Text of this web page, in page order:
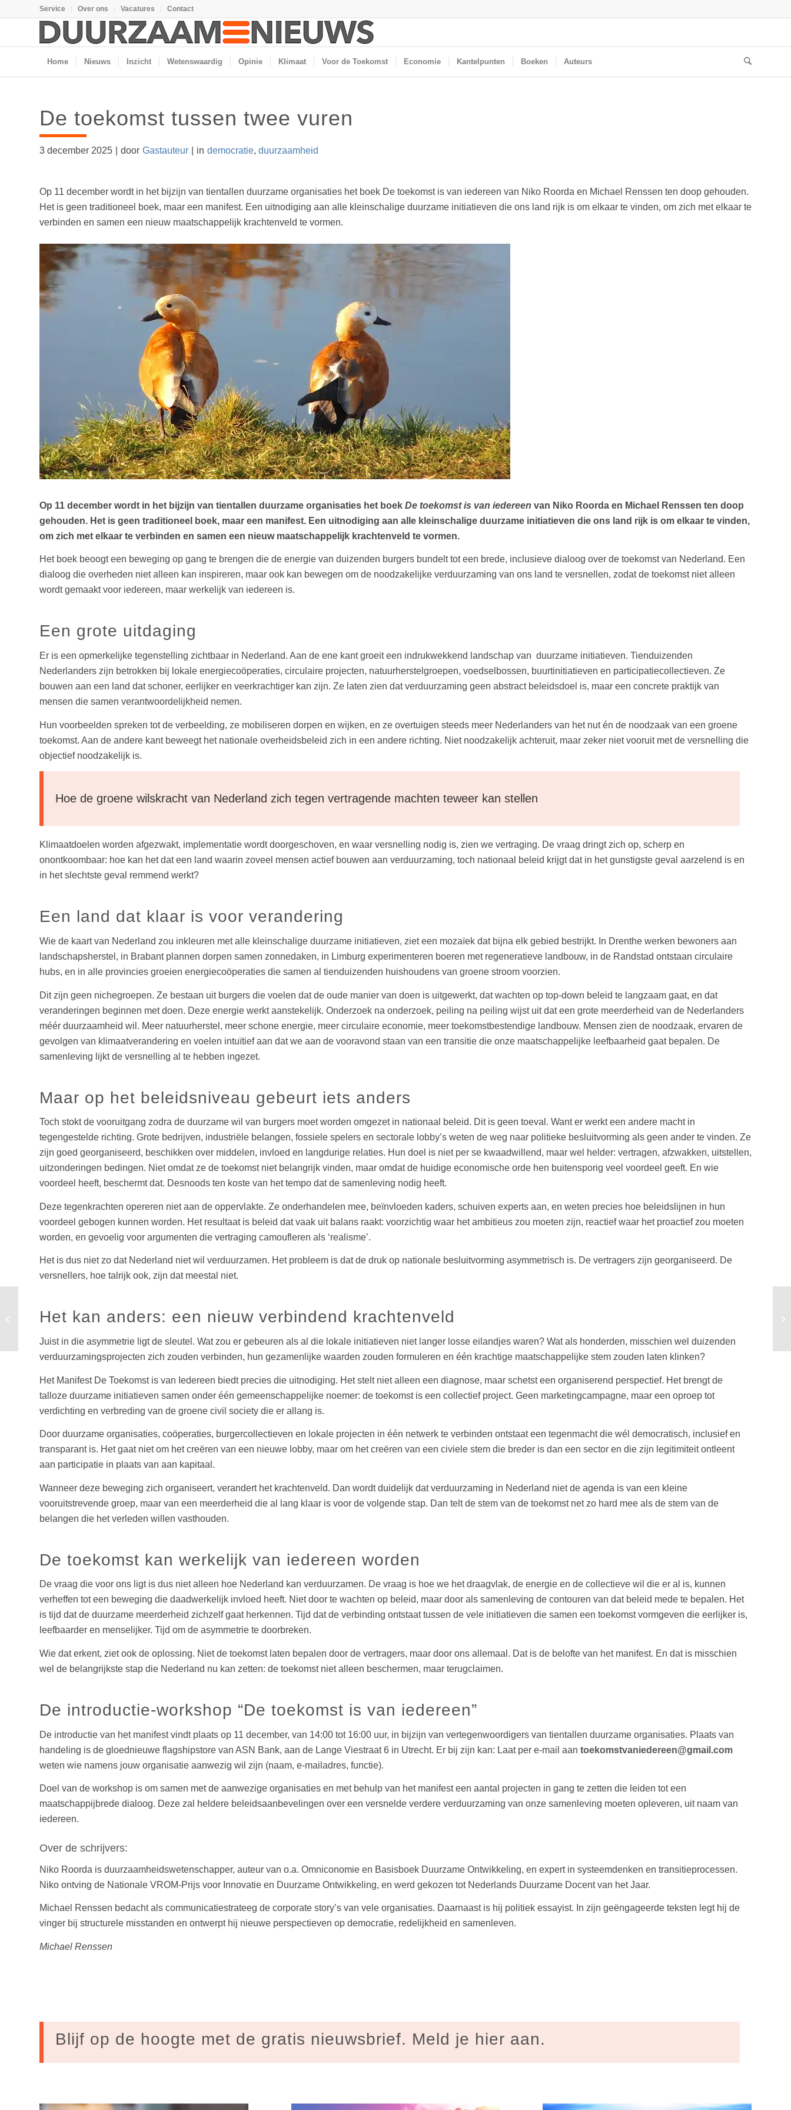
Service Over ons Vacatures Contact
Home Nieuws Inzicht Wetenswaardig Opinie Klimaat Voor de Toekomst Economie Kantelpunten Boeken Auteurs
De toekomst tussen twee vuren
3 december 2025 door Gastauteur in democratie, duurzaamheid
Op 11 december wordt in het bijzijn van tientallen duurzame organisaties het boek De toekomst is van iedereen van Niko Roorda en Michael Renssen ten doop gehouden.
Het is geen traditioneel boek, maar een manifest. Een uitnodiging aan alle kleinschalige duurzame initiatieven die ons land rijk is om elkaar te vinden, om zich met elkaar te
verbinden en samen een nieuw maatschappelijk krachtenveld te vormen.
Op 11 december wordt in het bijzijn van tientallen duurzame organisaties het boek De toekomst is van iedereen van Niko Roorda en Michael Renssen ten doop
gehouden. Het is geen traditioneel boek, maar een manifest. Een uitnodiging aan alle kleinschalige duurzame initiatieven die ons land rijk is om elkaar te vinden,
om zich met elkaar te verbinden en samen een nieuw maatschappelijk krachtenveld te vormen.
Het boek beoogt een beweging op gang te brengen die de energie van duizenden burgers bundelt tot een brede, inclusieve dialoog over de toekomst van Nederland. Een
dialoog die overheden niet alleen kan inspireren, maar ook kan bewegen om de noodzakelijke verduurzaming van ons land te versnellen, zodat de toekomst niet alleen
wordt gemaakt voor iedereen, maar werkelijk van iedereen is.
Een grote uitdaging
Er is een opmerkelijke tegenstelling zichtbaar in Nederland. Aan de ene kant groeit een indrukwekkend landschap van duurzame initiatieven. Tienduizenden
Nederlanders zijn betrokken bij lokale energiecoöperaties, circulaire projecten, natuurherstelgroepen, voedselbossen, buurtinitiatieven en participatiecollectieven. Ze
bouwen aan een land dat schoner, eerlijker en veerkrachtiger kan zijn. Ze laten zien dat verduurzaming geen abstract beleidsdoel is, maar een concrete praktijk van
mensen die samen verantwoordelijkheid nemen.
Hun voorbeelden spreken tot de verbeelding, ze mobiliseren dorpen en wijken, en ze overtuigen steeds meer Nederlanders van het nut én de noodzaak van een groene
toekomst. Aan de andere kant beweegt het nationale overheidsbeleid zich in een andere richting. Niet noodzakelijk achteruit, maar zeker niet vooruit met de versnelling die
objectief noodzakelijk is.
Hoe de groene wilskracht van Nederland zich tegen vertragende machten teweer kan stellen
Klimaatdoelen worden afgezwakt, implementatie wordt doorgeschoven, en waar versnelling nodig is, zien we vertraging. De vraag dringt zich op, scherp en
onontkoombaar: hoe kan het dat een land waarin zoveel mensen actief bouwen aan verduurzaming, toch nationaal beleid krijgt dat in het gunstigste geval aarzelend is en
in het slechtste geval remmend werkt?
Een land dat klaar is voor verandering
Wie de kaart van Nederland zou inkleuren met alle kleinschalige duurzame initiatieven, ziet een mozaïek dat bijna elk gebied bestrijkt. In Drenthe werken bewoners aan
landschapsherstel, in Brabant plannen dorpen samen zonnedaken, in Limburg experimenteren boeren met regeneratieve landbouw, in de Randstad ontstaan circulaire
hubs, en in alle provincies groeien energiecoöperaties die samen al tienduizenden huishoudens van groene stroom voorzien.
Dit zijn geen nichegroepen. Ze bestaan uit burgers die voelen dat de oude manier van doen is uitgewerkt, dat wachten op top-down beleid te langzaam gaat, en dat
veranderingen beginnen met doen. Deze energie werkt aanstekelijk. Onderzoek na onderzoek, peiling na peiling wijst uit dat een grote meerderheid van de Nederlanders
méér duurzaamheid wil. Meer natuurherstel, meer schone energie, meer circulaire economie, meer toekomstbestendige landbouw. Mensen zien de noodzaak, ervaren de
gevolgen van klimaatverandering en voelen intuïtief aan dat we aan de vooravond staan van een transitie die onze maatschappelijke leefbaarheid gaat bepalen. De
samenleving lijkt de versnelling al te hebben ingezet.
Maar op het beleidsniveau gebeurt iets anders
Toch stokt de vooruitgang zodra de duurzame wil van burgers moet worden omgezet in nationaal beleid. Dit is geen toeval. Want er werkt een andere macht in
tegengestelde richting. Grote bedrijven, industriële belangen, fossiele spelers en sectorale lobby’s weten de weg naar politieke besluitvorming als geen ander te vinden. Ze
zijn goed georganiseerd, beschikken over middelen, invloed en langdurige relaties. Hun doel is niet per se kwaadwillend, maar wel helder: vertragen, afzwakken, uitstellen,
uitzonderingen bedingen. Niet omdat ze de toekomst niet belangrijk vinden, maar omdat de huidige economische orde hen buitensporig veel voordeel geeft. En wie
voordeel heeft, beschermt dat. Desnoods ten koste van het tempo dat de samenleving nodig heeft.
Deze tegenkrachten opereren niet aan de oppervlakte. Ze onderhandelen mee, beïnvloeden kaders, schuiven experts aan, en weten precies hoe beleidslijnen in hun
voordeel gebogen kunnen worden. Het resultaat is beleid dat vaak uit balans raakt: voorzichtig waar het ambitieus zou moeten zijn, reactief waar het proactief zou moeten
worden, en gevoelig voor argumenten die vertraging camoufleren als ‘realisme’.
Het is dus niet zo dat Nederland niet wil verduurzamen. Het probleem is dat de druk op nationale besluitvorming asymmetrisch is. De vertragers zijn georganiseerd. De
versnellers, hoe talrijk ook, zijn dat meestal niet.
Het kan anders: een nieuw verbindend krachtenveld
Juist in die asymmetrie ligt de sleutel. Wat zou er gebeuren als al die lokale initiatieven niet langer losse eilandjes waren? Wat als honderden, misschien wel duizenden
verduurzamingsprojecten zich zouden verbinden, hun gezamenlijke waarden zouden formuleren en één krachtige maatschappelijke stem zouden laten klinken?
Het Manifest De Toekomst is van Iedereen biedt precies die uitnodiging. Het stelt niet alleen een diagnose, maar schetst een organiserend perspectief. Het brengt de
talloze duurzame initiatieven samen onder één gemeenschappelijke noemer: de toekomst is een collectief project. Geen marketingcampagne, maar een oproep tot
verdichting en verbreding van de groene civil society die er allang is.
Door duurzame organisaties, coöperaties, burgercollectieven en lokale projecten in één netwerk te verbinden ontstaat een tegenmacht die wél democratisch, inclusief en
transparant is. Het gaat niet om het creëren van een nieuwe lobby, maar om het creëren van een civiele stem die breder is dan een sector en die zijn legitimiteit ontleent
aan participatie in plaats van aan kapitaal.
Wanneer deze beweging zich organiseert, verandert het krachtenveld. Dan wordt duidelijk dat verduurzaming in Nederland niet de agenda is van een kleine
vooruitstrevende groep, maar van een meerderheid die al lang klaar is voor de volgende stap. Dan telt de stem van de toekomst net zo hard mee als de stem van de
belangen die het verleden willen vasthouden.
De toekomst kan werkelijk van iedereen worden
De vraag die voor ons ligt is dus niet alleen hoe Nederland kan verduurzamen. De vraag is hoe we het draagvlak, de energie en de collectieve wil die er al is, kunnen
verheffen tot een beweging die daadwerkelijk invloed heeft. Niet door te wachten op beleid, maar door als samenleving de contouren van dat beleid mede te bepalen. Het
is tijd dat de duurzame meerderheid zichzelf gaat herkennen. Tijd dat de verbinding ontstaat tussen de vele initiatieven die samen een toekomst vormgeven die eerlijker is,
leefbaarder en menselijker. Tijd om de asymmetrie te doorbreken.
Wie dat erkent, ziet ook de oplossing. Niet de toekomst laten bepalen door de vertragers, maar door ons allemaal. Dat is de belofte van het manifest. En dat is misschien
wel de belangrijkste stap die Nederland nu kan zetten: de toekomst niet alleen beschermen, maar terugclaimen.
De introductie-workshop “De toekomst is van iedereen”
De introductie van het manifest vindt plaats op 11 december, van 14:00 tot 16:00 uur, in bijzijn van vertegenwoordigers van tientallen duurzame organisaties. Plaats van
handeling is de gloednieuwe flagshipstore van ASN Bank, aan de Lange Viestraat 6 in Utrecht. Er bij zijn kan: Laat per e‑mail aan toekomstvaniedereen@gmail.com
weten wie namens jouw organisatie aanwezig wil zijn (naam, e‑mailadres, functie).
Doel van de workshop is om samen met de aanwezige organisaties en met behulp van het manifest een aantal projecten in gang te zetten die leiden tot een
maatschappijbrede dialoog. Deze zal heldere beleidsaanbevelingen over een versnelde verdere verduurzaming van onze samenleving moeten opleveren, uit naam van
iedereen.
Over de schrijvers:
Niko Roorda is duurzaamheidswetenschapper, auteur van o.a. Omniconomie en Basisboek Duurzame Ontwikkeling, en expert in systeemdenken en transitieprocessen.
Niko ontving de Nationale VROM-Prijs voor Innovatie en Duurzame Ontwikkeling, en werd gekozen tot Nederlands Duurzame Docent van het Jaar.
Michael Renssen bedacht als communicatiestrateeg de corporate story’s van vele organisaties. Daarnaast is hij politiek essayist. In zijn geëngageerde teksten legt hij de
vinger bij structurele misstanden en ontwerpt hij nieuwe perspectieven op democratie, redelijkheid en samenleven.
Michael Renssen
Blijf op de hoogte met de gratis nieuwsbrief. Meld je hier aan.
Wordt 2026 het jaar van
de chaos?